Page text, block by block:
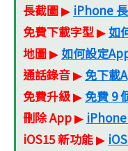
長截圖▶ iPhone
免費下載字型▶ 如
地圖▶ 如何設定
通話錄音▶ 免下載
免費升級▶ 免費 9
刪除 App▶
iOS15 新功能▶